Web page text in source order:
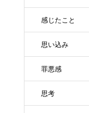
感じたこと
思い込み
罪悪感
思考